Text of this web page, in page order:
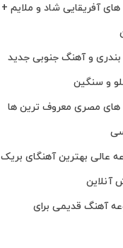
های آفریقایی شاد و ملایم +
بندری و آهنگ جنوبی جدید
و سنگین
های مصری معروف ترین ها
عالی بهترین آهنگای بریک
آهنگ قدیمی برای